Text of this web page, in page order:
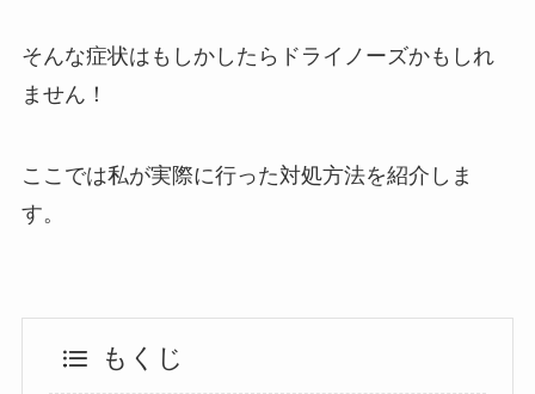
そんな症状はもしかしたらドライノーズかもしれ
ません！
ここでは私が実際に行った対処方法を紹介しま
す。
もくじ